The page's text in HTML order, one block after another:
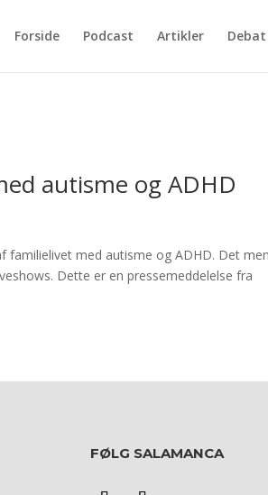
Forside Podcast Artikler Debat
autisme og ADHD
med autisme og ADHD. Det
Dette er en pressemeddelelse fra
FØLG SALAMANCA